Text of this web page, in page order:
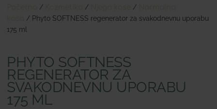
/ / /
/ Phyto SOFTNESS regenerator za svakodnevnu uporabu
175 ml
PHYTO SOFTNESS
REGENERATOR ZA
SVAKODNEVNU UPORABU
175 ML